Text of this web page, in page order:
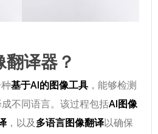
译器？
基于AI的图像工具 ，能够检测
不同语言。该过程包括AI图像
，以及多语言图像翻译以确保